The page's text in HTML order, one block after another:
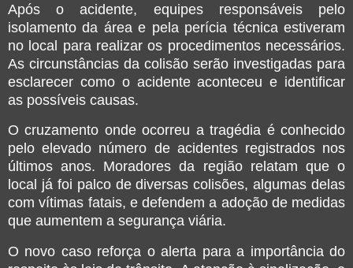
Após o acidente, equipes responsáveis pelo
isolamento da área e pela perícia técnica estiveram
no local para realizar os procedimentos necessários.
As circunstâncias da colisão serão investigadas para
esclarecer como o acidente aconteceu e identificar
as possíveis causas.
O cruzamento onde ocorreu a tragédia é conhecido
pelo elevado número de acidentes registrados nos
últimos anos. Moradores da região relatam que o
local já foi palco de diversas colisões, algumas delas
com vítimas fatais, e defendem a adoção de medidas
que aumentem a segurança viária.
O novo caso reforça o alerta para a importância do